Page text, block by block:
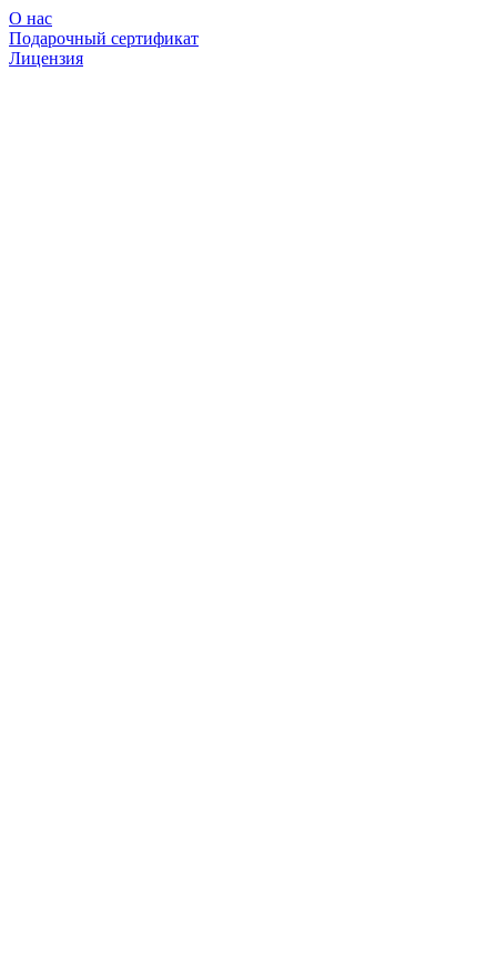
О нас
Подарочный сертификат
Лицензия